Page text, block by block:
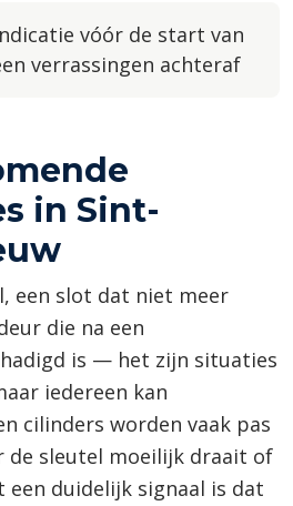
vóór de start van
verrassingen achteraf
in Sint-
een slot dat niet meer
die na een
is — het zijn situaties
iedereen kan
cilinders worden vaak pas
de sleutel moeilijk draait of
duidelijk signaal is dat